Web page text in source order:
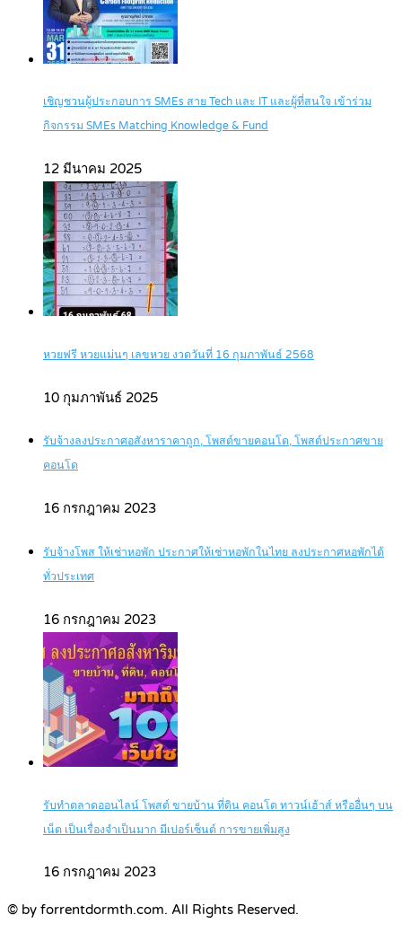
เชิญชวนผู้ประกอบการ SMEs สาย Tech และ IT และผู้ที่สนใจ เข้าร่วม
กิจกรรม SMEs Matching Knowledge & Fund
12 มีนาคม 2025
หวยฟรี หวยแม่นๆ เลขหวย งวดวันที่ 16 กุมภาพันธ์ 2568
10 กุมภาพันธ์ 2025
รับจ้างลงประกาศอสังหาราคาถูก, โพสต์ขายคอนโด, โพสต์ประกาศขาย
คอนโด
16 กรกฎาคม 2023
รับจ้างโพส ให้เช่าหอพัก ประกาศให้เช่าหอพักในไทย ลงประกาศหอพักได้
ทั่วประเทศ
16 กรกฎาคม 2023
รับทำตลาดออนไลน์ โพสต์ ขายบ้าน ที่ดิน คอนโด ทาวน์เฮ้าส์ หรืออื่นๆ บน
เน็ต เป็นเรื่องจำเป็นมาก มีเปอร์เซ็นต์ การขายเพิ่มสูง
16 กรกฎาคม 2023
© by forrentdormth.com. All Rights Reserved.